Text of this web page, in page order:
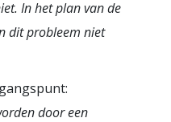
In het plan van de
dit probleem niet
door een